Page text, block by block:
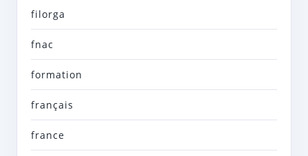
filorga
fnac
formation
français
france